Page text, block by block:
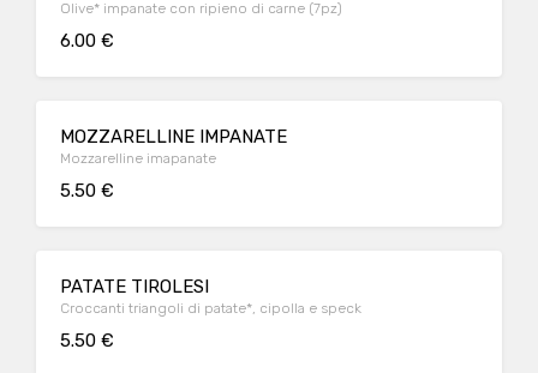
Olive* impanate con ripieno di carne (7pz)
6.00 €
MOZZARELLINE IMPANATE
Mozzarelline imapanate
5.50 €
PATATE TIROLESI
Croccanti triangoli di patate*, cipolla e speck
5.50 €